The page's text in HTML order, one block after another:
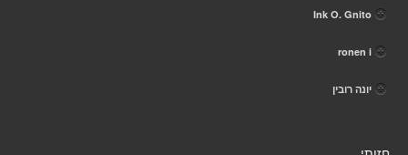
Ink O. Gnito
ronen i
יונה רובין